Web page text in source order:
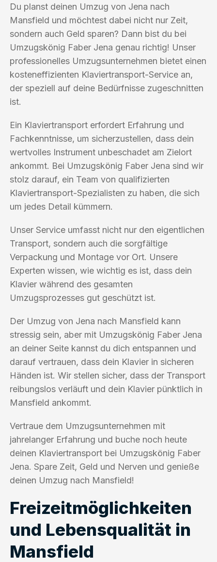
Du planst deinen Umzug von Jena nach
Mansfield und möchtest dabei nicht nur Zeit,
sondern auch Geld sparen? Dann bist du bei
Umzugskönig Faber Jena genau richtig! Unser
professionelles Umzugsunternehmen bietet einen
kosteneffizienten Klaviertransport-Service an,
der speziell auf deine Bedürfnisse zugeschnitten
ist.
Ein Klaviertransport erfordert Erfahrung und
Fachkenntnisse, um sicherzustellen, dass dein
wertvolles Instrument unbeschadet am Zielort
ankommt. Bei Umzugskönig Faber Jena sind wir
stolz darauf, ein Team von qualifizierten
Klaviertransport-Spezialisten zu haben, die sich
um jedes Detail kümmern.
Unser Service umfasst nicht nur den eigentlichen
Transport, sondern auch die sorgfältige
Verpackung und Montage vor Ort. Unsere
Experten wissen, wie wichtig es ist, dass dein
Klavier während des gesamten
Umzugsprozesses gut geschützt ist.
Der Umzug von Jena nach Mansfield kann
stressig sein, aber mit Umzugskönig Faber Jena
an deiner Seite kannst du dich entspannen und
darauf vertrauen, dass dein Klavier in sicheren
Händen ist. Wir stellen sicher, dass der Transport
reibungslos verläuft und dein Klavier pünktlich in
Mansfield ankommt.
Vertraue dem Umzugsunternehmen mit
jahrelanger Erfahrung und buche noch heute
deinen Klaviertransport bei Umzugskönig Faber
Jena. Spare Zeit, Geld und Nerven und genieße
deinen Umzug nach Mansfield!
Freizeitmöglichkeiten
und Lebensqualität in
Mansfield